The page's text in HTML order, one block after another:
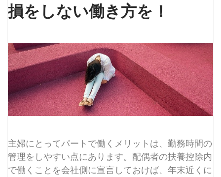
損をしない働き方を！
主婦にとってパートで働くメリットは、勤務時間の
管理をしやすい点にあります。配偶者の扶養控除内
で働くことを会社側に宣言しておけば、年末近くに